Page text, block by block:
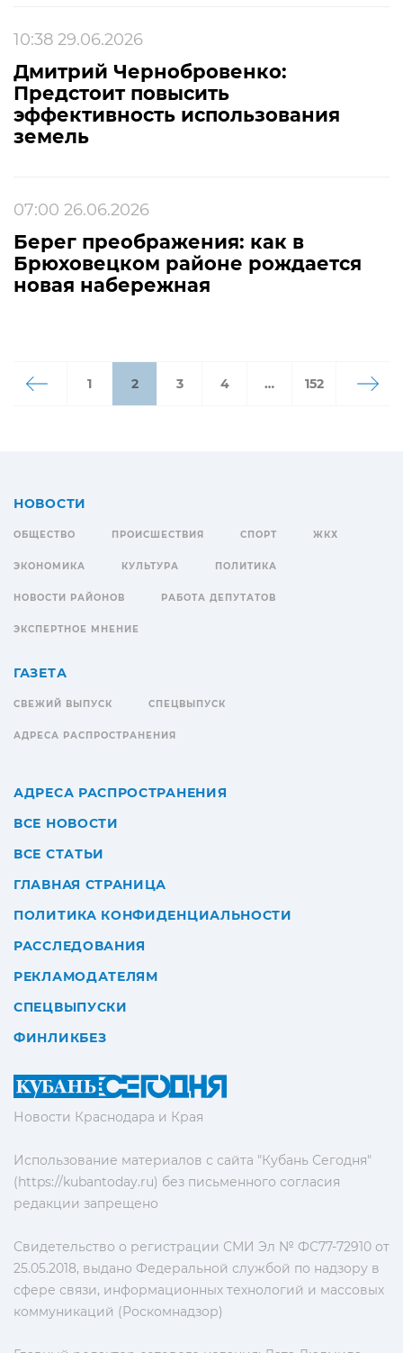
10:38 29.06.2026
Дмитрий Чернобровенко:
Предстоит повысить
эффективность использования
земель
07:00 26.06.2026
Берег преображения: как в
Брюховецком районе рождается
новая набережная
1 2 3 4 … 152
Новости Краснодара и Края
Использование материалов с сайта "Кубань Сегодня"
(https://kubantoday.ru) без письменного согласия
редакции запрещено
Свидетельство о регистрации СМИ Эл № ФС77-72910 от
25.05.2018, выдано Федеральной службой по надзору в
сфере связи, информационных технологий и массовых
коммуникаций (Роскомнадзор)
НОВОСТИ
ОБЩЕСТВО ПРОИСШЕСТВИЯ СПОРТ ЖКХ
ЭКОНОМИКА КУЛЬТУРА ПОЛИТИКА
НОВОСТИ РАЙОНОВ РАБОТА ДЕПУТАТОВ
ЭКСПЕРТНОЕ МНЕНИЕ
ГАЗЕТА
СВЕЖИЙ ВЫПУСК СПЕЦВЫПУСК
АДРЕСА РАСПРОСТРАНЕНИЯ
АДРЕСА РАСПРОСТРАНЕНИЯ
ВСЕ НОВОСТИ
ВСЕ СТАТЬИ
ГЛАВНАЯ СТРАНИЦА
ПОЛИТИКА КОНФИДЕНЦИАЛЬНОСТИ
РАССЛЕДОВАНИЯ
РЕКЛАМОДАТЕЛЯМ
СПЕЦВЫПУСКИ
ФИНЛИКБЕЗ